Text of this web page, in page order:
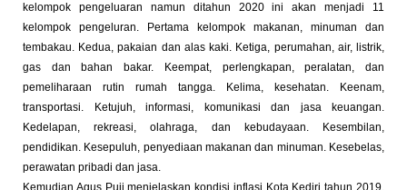
kelompok pengeluaran namun ditahun 2020 ini akan menjadi 11
kelompok pengeluran. Pertama kelompok makanan, minuman dan
tembakau. Kedua, pakaian dan alas kaki. Ketiga, perumahan, air, listrik,
gas dan bahan bakar. Keempat, perlengkapan, peralatan, dan
pemeliharaan rutin rumah tangga. Kelima, kesehatan. Keenam,
transportasi. Ketujuh, informasi, komunikasi dan jasa keuangan.
Kedelapan, rekreasi, olahraga, dan kebudayaan. Kesembilan,
pendidikan. Kesepuluh, penyediaan makanan dan minuman. Kesebelas,
perawatan pribadi dan jasa.
Kemudian Agus Puji menjelaskan kondisi inflasi Kota Kediri tahun 2019.